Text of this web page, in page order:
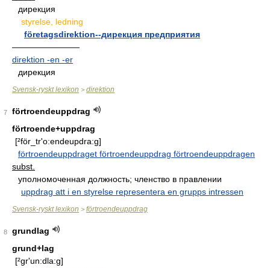
дирекция
styrelse, ledning
företagsdirektion--дирекция предприятия
————————
direktion -en -er
дирекция
Svensk-ryskt lexikon > direktion
7
förtroendeuppdrag
förtroende+uppdrag
[²för_tr'o:endeupdra:g]
förtroendeuppdraget förtroendeuppdrag förtroendeuppdragen
subst.
уполномоченная должность; членство в правлении
uppdrag att i en styrelse representera en grupps intressen
Svensk-ryskt lexikon > förtroendeuppdrag
8
grundlag
grund+lag
[²gr'un:dla:g]